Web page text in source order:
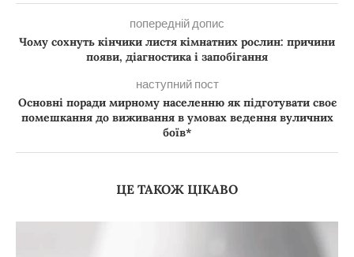
попередній допис
Чому сохнуть кінчики листя кімнатних рослин: причини
появи, діагностика і запобігання
наступний пост
Основні поради мирному населенню як підготувати своє
помешкання до виживання в умовах ведення вуличних
боїв*
ЦЕ ТАКОЖ ЦІКАВО